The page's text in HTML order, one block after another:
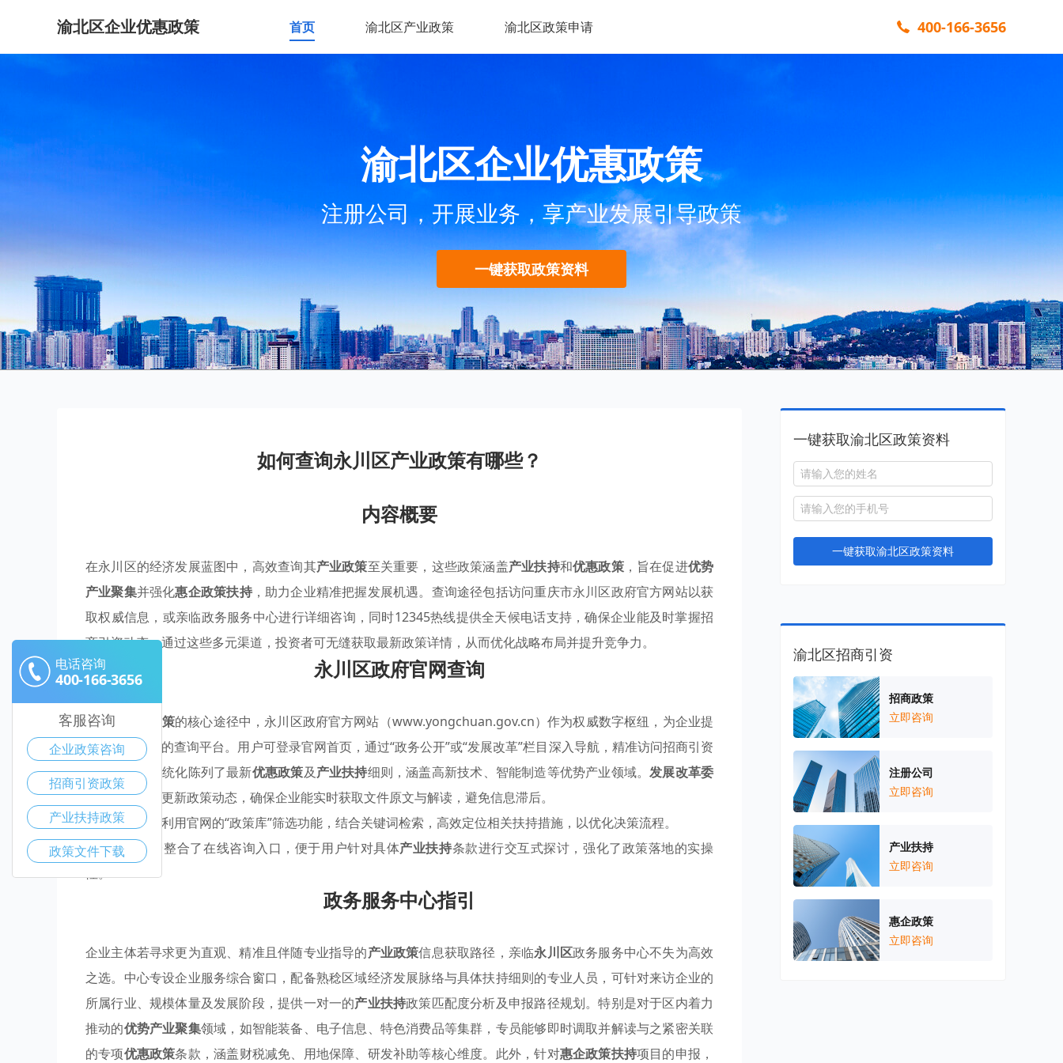
渝北区企业优惠政策 首页 渝北区产业政策 渝北区政策申请 400-166-3656
渝北区企业优惠政策
注册公司，开展业务，享产业发展引导政策
一键获取政策资料
如何查询永川区产业政策有哪些？
内容概要
在永川区的经济发展蓝图中，高效查询其产业政策至关重要，这些政策涵盖产业扶持和优惠政策，旨在促进优势
产业聚集并强化惠企政策扶持，助力企业精准把握发展机遇。查询途径包括访问重庆市永川区政府官方网站以获
取权威信息，或亲临政务服务中心进行详细咨询，同时12345热线提供全天候电话支持，确保企业能及时掌握招
商引资动态。通过这些多元渠道，投资者可无缝获取最新政策详情，从而优化战略布局并提升竞争力。
永川区政府官网查询
在探寻 产业政策的核心途径中，永川区政府官方网站（www.yongchuan.gov.cn）作为权威数字枢纽，为企业提
供了高效透明的查询平台。用户可登录官网首页，通过“政务公开”或“发展改革”栏目深入导航，精准访问招商引资
专版，其中系统化陈列了最新优惠政策及产业扶持细则，涵盖高新技术、智能制造等优势产业领域。发展改革委
员会页面定期更新政策动态，确保企业能实时获取文件原文与解读，避免信息滞后。
建议企业优先利用官网的“政策库”筛选功能，结合关键词检索，高效定位相关扶持措施，以优化决策流程。
此外，该平台整合了在线咨询入口，便于用户针对具体产业扶持条款进行交互式探讨，强化了政策落地的实操
性。
政务服务中心指引
企业主体若寻求更为直观、精准且伴随专业指导的产业政策信息获取路径，亲临永川区政务服务中心不失为高效
之选。中心专设企业服务综合窗口，配备熟稔区域经济发展脉络与具体扶持细则的专业人员，可针对来访企业的
所属行业、规模体量及发展阶段，提供一对一的产业扶持政策匹配度分析及申报路径规划。特别是对于区内着力
推动的优势产业聚集领域，如智能装备、电子信息、特色消费品等集群，专员能够即时调取并解读与之紧密关联
的专项优惠政策条款，涵盖财税减免、用地保障、研发补助等核心维度。此外，针对惠企政策扶持项目的申报，
一键获取渝北区政策资料
一键获取渝北区政策资料
渝北区招商引资
招商政策
立即咨询
注册公司
立即咨询
产业扶持
立即咨询
惠企政策
立即咨询
电话咨询
400-166-3656
客服咨询
企业政策咨询
招商引资政策
产业扶持政策
政策文件下载